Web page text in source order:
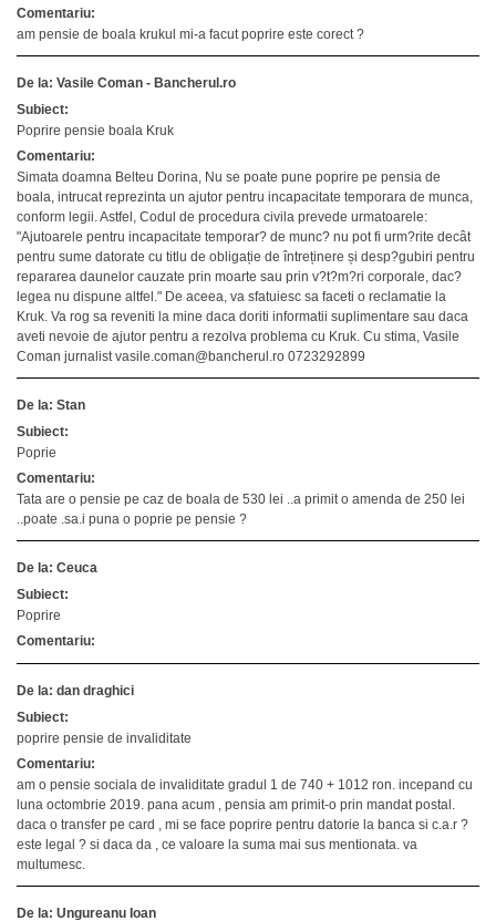
Comentariu:
am pensie de boala krukul mi-a facut poprire este corect ?
De la: Vasile Coman - Bancherul.ro
Subiect:
Poprire pensie boala Kruk
Comentariu:
Simata doamna Belteu Dorina, Nu se poate pune poprire pe pensia de
boala, intrucat reprezinta un ajutor pentru incapacitate temporara de munca,
conform legii. Astfel, Codul de procedura civila prevede urmatoarele:
"Ajutoarele pentru incapacitate temporar? de munc? nu pot fi urm?rite decât
pentru sume datorate cu titlu de obligație de întreținere și desp?gubiri pentru
repararea daunelor cauzate prin moarte sau prin v?t?m?ri corporale, dac?
legea nu dispune altfel." De aceea, va sfatuiesc sa faceti o reclamatie la
Kruk. Va rog sa reveniti la mine daca doriti informatii suplimentare sau daca
aveti nevoie de ajutor pentru a rezolva problema cu Kruk. Cu stima, Vasile
Coman jurnalist vasile.coman@bancherul.ro 0723292899
De la: Stan
Subiect:
Poprie
Comentariu:
Tata are o pensie pe caz de boala de 530 lei ..a primit o amenda de 250 lei
..poate .sa.i puna o poprie pe pensie ?
De la: Ceuca
Subiect:
Poprire
Comentariu:
De la: dan draghici
Subiect:
poprire pensie de invaliditate
Comentariu:
am o pensie sociala de invaliditate gradul 1 de 740 + 1012 ron. incepand cu
luna octombrie 2019. pana acum , pensia am primit-o prin mandat postal.
daca o transfer pe card , mi se face poprire pentru datorie la banca si c.a.r ?
este legal ? si daca da , ce valoare la suma mai sus mentionata. va
multumesc.
De la: Ungureanu Ioan